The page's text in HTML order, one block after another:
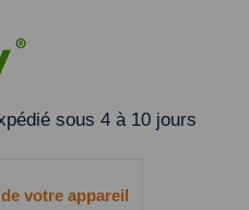
sous 4 à 10 jours
votre appareil